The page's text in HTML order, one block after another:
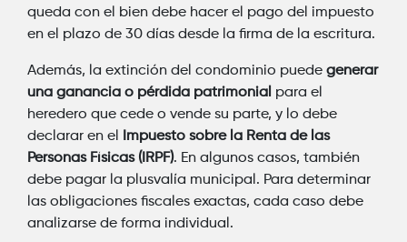
queda con el bien debe hacer el pago del impuesto
en el plazo de 30 días desde la firma de la escritura.
Además, la extinción del condominio puede generar
una ganancia o pérdida patrimonial para el
heredero que cede o vende su parte, y lo debe
declarar en el
Impuesto sobre la Renta de las
Personas Físicas (IRPF). En algunos casos, también
debe pagar la plusvalía municipal. Para determinar
las obligaciones fiscales exactas, cada caso debe
analizarse de forma individual.